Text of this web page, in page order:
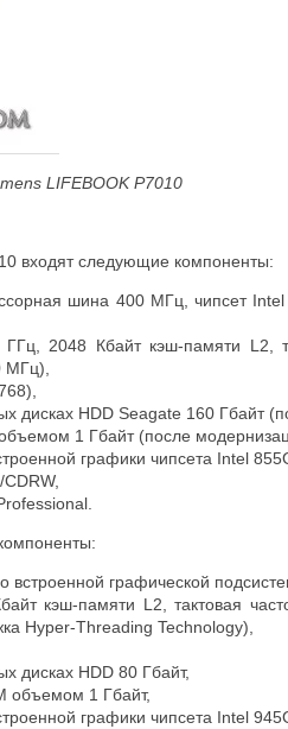
LIFEBOOKP7010
входят следующие компоненты:
шина 400 МГц, чипсет
2048 Кбайт кэш-памяти L2,
МГц),
дисках HDD Seagate 160 Гбайт
1 Гбайт (после
графики чипсета Intel
встроенной графической
кэш-памяти L2, тактовая
Hyper-Threading Technology),
дисках HDD 80 Гбайт,
объемом 1 Гбайт,
графики чипсета Intel